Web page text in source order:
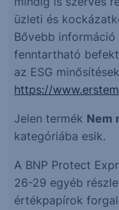
üzleti és
Bővebb
fenntartható
az ESG
https://
Jelen termék Nem
kategóriába esik.
A BNP Protect
26-29 egyéb
értékpapírok